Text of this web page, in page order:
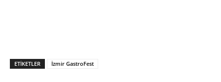
ETIKETLER İzmir GastroFest